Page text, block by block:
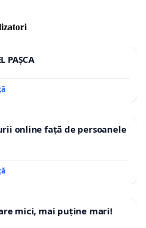
PAȘCA
online față de persoanele
mici, mai puține mari!